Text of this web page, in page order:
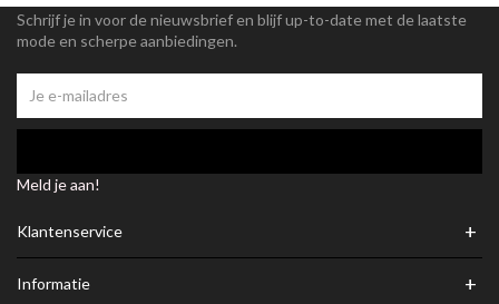
Schrijf je in voor de nieuwsbrief en blijf up-to-date met de laatste
mode en scherpe aanbiedingen.
Meld je aan!
Klantenservice +
Informatie +